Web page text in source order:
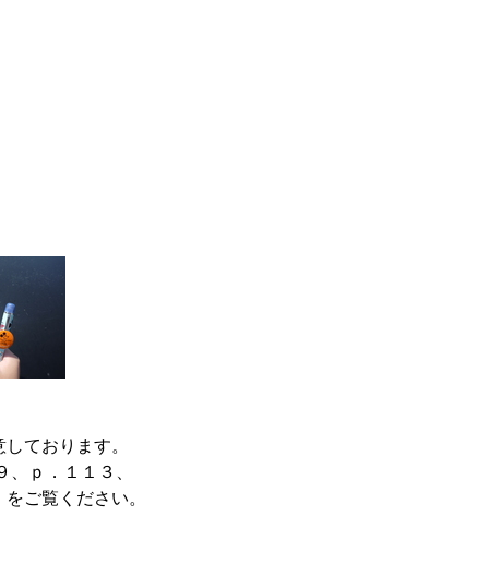
ております。
ｐ．１１３、
ご覧ください。